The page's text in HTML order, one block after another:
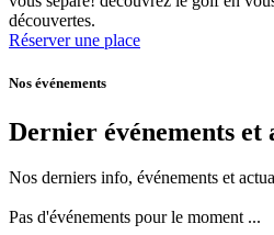
découvertes.
Réserver une place
Nos événements
Dernier événements et
Nos derniers info, événements et
Pas d'événements pour le moment ...